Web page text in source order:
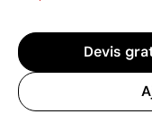
Devis